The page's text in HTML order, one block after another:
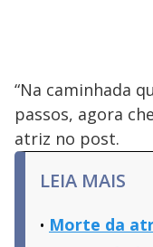
“Na caminhada
passos, agora
atriz no post.
LEIA MAIS
Morte da